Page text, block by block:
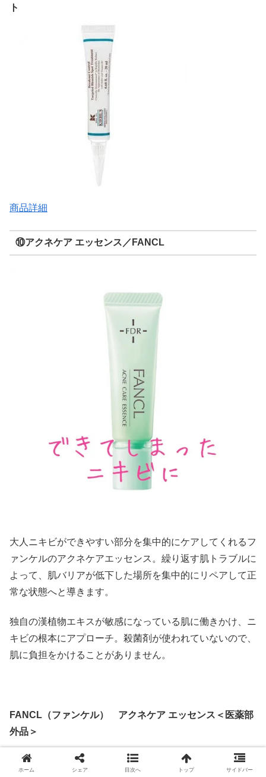
ト
商品詳細
⑩アクネケア エッセンス／FANCL
大人ニキビができやすい部分を集中的にケアしてくれるフ
ァンケルのアクネケアエッセンス。繰り返す肌トラブルに
よって、肌バリアが低下した場所を集中的にリペアして正
常な状態へと導きます。
独自の漢植物エキスが敏感になっている肌に働きかけ、ニ
キビの根本にアプローチ。殺菌剤が使われていないので、
肌に負担をかけることがありません。
FANCL（ファンケル） アクネケア エッセンス＜医薬部
外品＞
ホーム シェア 目次へ トップ サイドバー